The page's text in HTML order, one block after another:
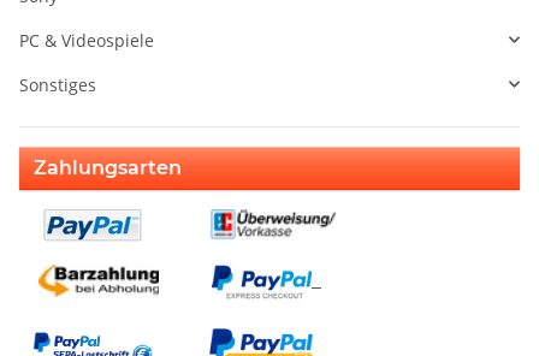
PC & Videospiele
Sonstiges
Zahlungsarten